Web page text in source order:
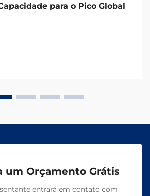
para o Pico Global
um Orçamento Grátis
entrará em contato com